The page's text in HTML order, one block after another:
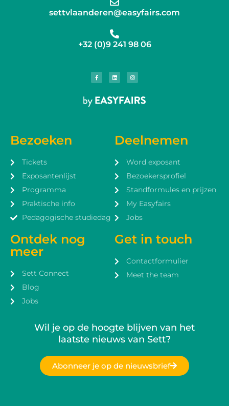
settvlaanderen@easyfairs.com
+32 (0)9 241 98 06
Bezoeken
Tickets
Exposantenlijst
Programma
Praktische info
Pedagogische studiedag
Ontdek nog
meer
Sett Connect
Blog
Jobs
Deelnemen
Word exposant
Bezoekersprofiel
Standformules en prijzen
My Easyfairs
Jobs
Get in touch
Contactformulier
Meet the team
Wil je op de hoogte blijven van het
laatste nieuws van Sett?
Abonneer je op de nieuwsbrief